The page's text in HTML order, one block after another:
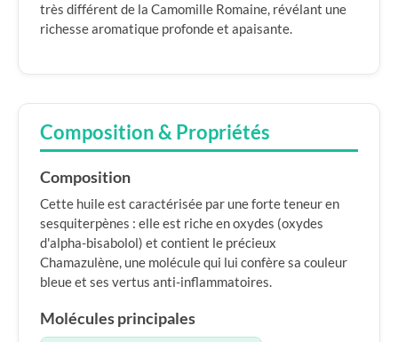
très différent de la Camomille Romaine, révélant une
richesse aromatique profonde et apaisante.
Composition & Propriétés
Composition
Cette huile est caractérisée par une forte teneur en
sesquiterpènes : elle est riche en oxydes (oxydes
d'alpha-bisabolol) et contient le précieux
Chamazulène, une molécule qui lui confère sa couleur
bleue et ses vertus anti-inflammatoires.
Molécules principales